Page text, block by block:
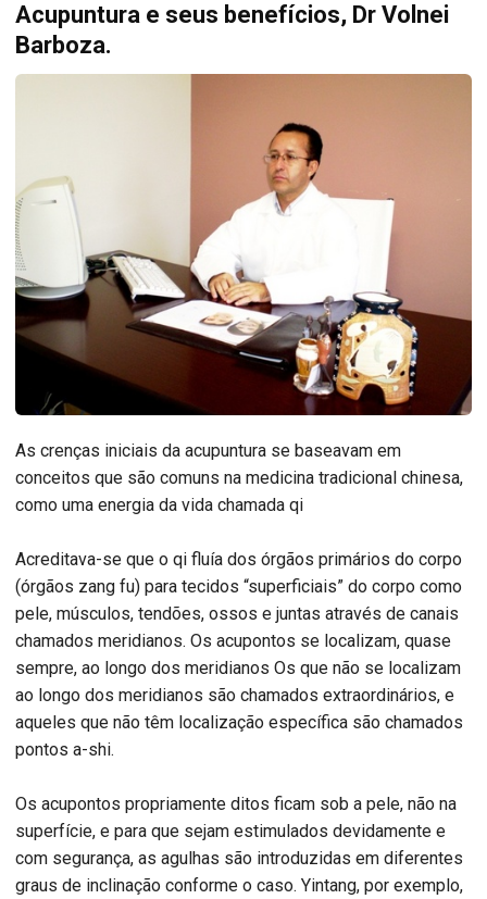
Acupuntura e seus benefícios, Dr Volnei
Barboza.
As crenças iniciais da acupuntura se baseavam em
conceitos que são comuns na medicina tradicional chinesa,
como uma energia da vida chamada qi
Acreditava-se que o qi fluía dos órgãos primários do corpo
(órgãos zang fu) para tecidos “superficiais” do corpo como
pele, músculos, tendões, ossos e juntas através de canais
chamados meridianos. Os acupontos se localizam, quase
sempre, ao longo dos meridianos Os que não se localizam
ao longo dos meridianos são chamados extraordinários, e
aqueles que não têm localização específica são chamados
pontos a-shi.
Os acupontos propriamente ditos ficam sob a pele, não na
superfície, e para que sejam estimulados devidamente e
com segurança, as agulhas são introduzidas em diferentes
graus de inclinação conforme o caso. Yintang, por exemplo,